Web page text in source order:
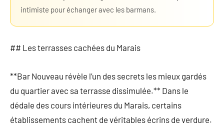
intimiste pour échanger avec les barmans.
## Les terrasses cachées du Marais
**Bar Nouveau révèle l’un des secrets les mieux gardés
du quartier avec sa terrasse dissimulée.** Dans le
dédale des cours intérieures du Marais, certains
établissements cachent de véritables écrins de verdure.